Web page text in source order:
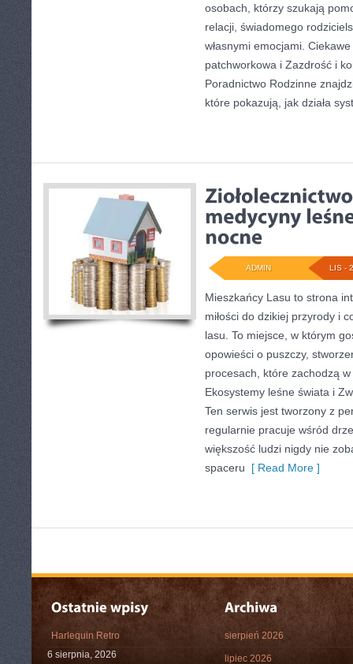
osobach, którzy szukają
relacji, świadomego
własnymi emocjami.
patchworkowa i Zazdrość i
Poradnictwo Rodzinne
które pokazują, jak działa
LIS -
ADMIN
Mieszkańcy Lasu to strona
miłości do dzikiej przyrody i
lasu. To miejsce, w którym
opowieści o puszczy,
procesach, które zachodzą
Ekosystemy leśne świata i
Ten serwis jest tworzony z
regularnie pracuje wśród
większość ludzi nigdy nie
spaceru [ Read More ]
Harlequin Retro
6 sierpnia, 2026
sierpień 2026
lipiec 2026